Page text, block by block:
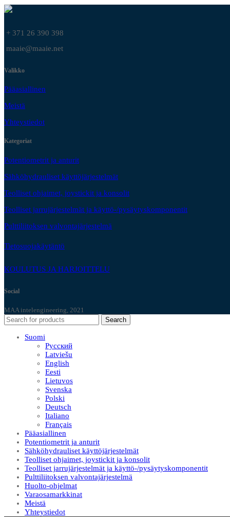
+ 371 26 390 398
maaie@maaie.net
Valikko
Pääasiallinen
Meistä
Yhteystiedot
Kategoriat
Potentiometrit ja anturit
Sähköhydrauliset käyttöjärjestelmät
Teolliset ohjaimet, joystickit ja konsolit
Teolliset jarrujärjestelmät ja käyttö-/pysäytyskomponentit
Pulttiliitoksen valvontajärjestelmä
Tietosuojakäytäntö
KOULUTUS JA HARJOITTELU
Social
MAA intelengineering, 2021
Search
Suomi
Русский
Latviešu
English
Eesti
Lietuvos
Svenska
Polski
Deutsch
Italiano
Français
Pääasiallinen
Potentiometrit ja anturit
Sähköhydrauliset käyttöjärjestelmät
Teolliset ohjaimet, joystickit ja konsolit
Teolliset jarrujärjestelmät ja käyttö-/pysäytyskomponentit
Pulttiliitoksen valvontajärjestelmä
Huolto-ohjelmat
Varaosamarkkinat
Meistä
Yhteystiedot